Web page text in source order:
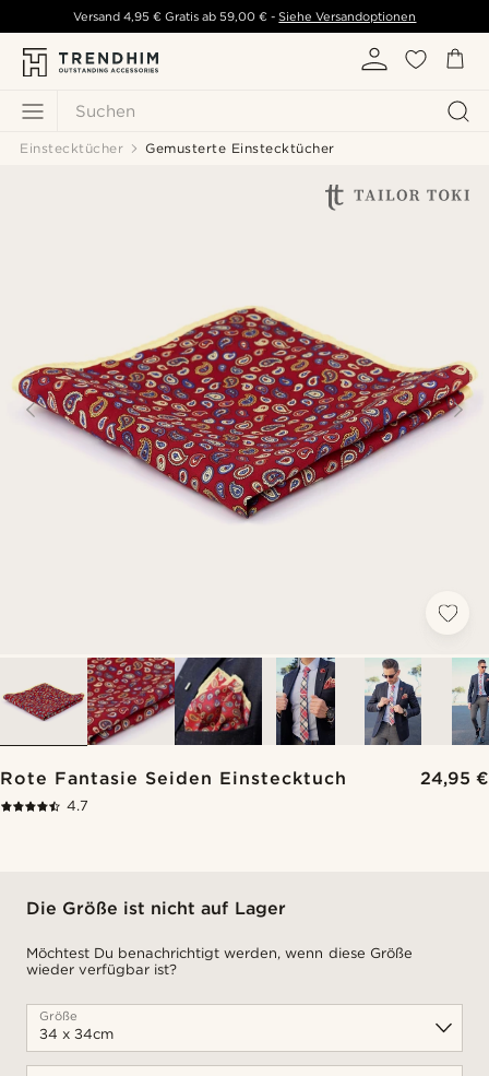
Suchen
Versand 4,95 € Gratis ab 59,00 € - Siehe Versandoptionen
Einstecktücher Gemusterte Einstecktücher
Rote Fantasie Seiden Einstecktuch 24,95 €
4.7
Die Größe ist nicht auf Lager
Möchtest Du benachrichtigt werden, wenn diese Größe
wieder verfügbar ist?
Größe